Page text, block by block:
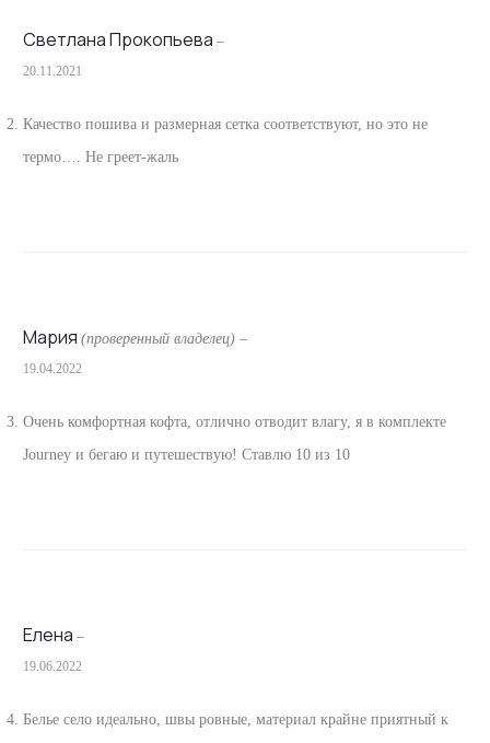
ы
Светлана Прокопьева –
20.11.2021
Качество пошива и размерная сетка соответствуют, но это не
термо…. Не греет-жаль
Мария (проверенный владелец) –
19.04.2022
Очень комфортная кофта, отлично отводит влагу, я в комплекте
Journey и бегаю и путешествую! Ставлю 10 из 10
Елена –
19.06.2022
Белье село идеально, швы ровные, материал крайне приятный к